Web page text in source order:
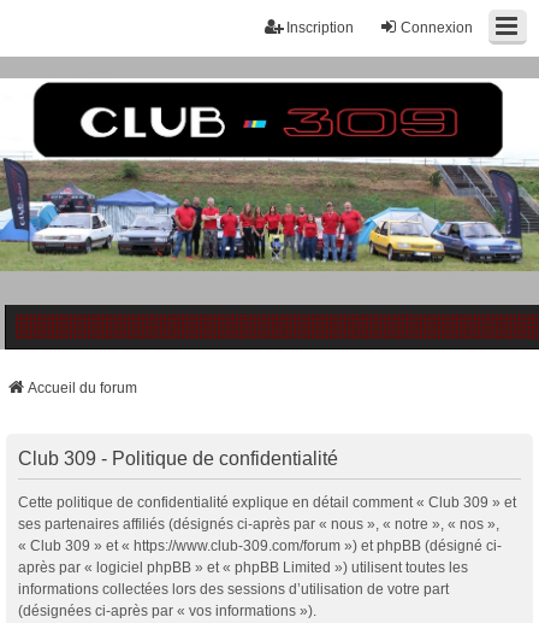
Connexion
Inscription
Accueil du forum
Club 309 - Politique de confidentialité
Cette politique de confidentialité explique en détail comment « Club 309 » et
ses partenaires affiliés (désignés ci-après par « nous », « notre », « nos »,
« Club 309 » et « https://www.club-309.com/forum ») et phpBB (désigné ci-
après par « logiciel phpBB » et « phpBB Limited ») utilisent toutes les
informations collectées lors des sessions d’utilisation de votre part
(désignées ci-après par « vos informations »).